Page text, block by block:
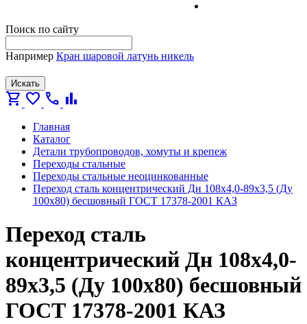
Поиск по сайту
Например Кран шаровой латунь никель
Искать
shopping_cart favorite call bar_chart
Главная
Каталог
Детали трубопроводов, хомуты и крепеж
Переходы стальные
Переходы стальные неоцинкованные
Переход сталь концентрический Дн 108х4,0-89х3,5 (Ду
100х80) бесшовный ГОСТ 17378-2001 КАЗ
Переход сталь
концентрический Дн 108х4,0-
89х3,5 (Ду 100х80) бесшовный
ГОСТ 17378-2001 КАЗ